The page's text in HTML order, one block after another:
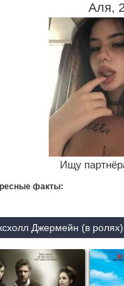
Аля,
Ищу
факты:
Джермейн (в ролях)